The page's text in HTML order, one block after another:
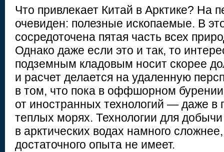
Что привлекает Китай в Арктике? На
очевиден: полезные ископаемые. В
сосредоточена пятая часть всех
Однако даже если это и так, то
подземным кладовым носит скорее
и расчет делается на удаленную
в том, что пока в оффшорном бурении
от иностранных технологий — даже в
теплых морях. Технологии для
в арктических водах намного
достаточного опыта не имеет.